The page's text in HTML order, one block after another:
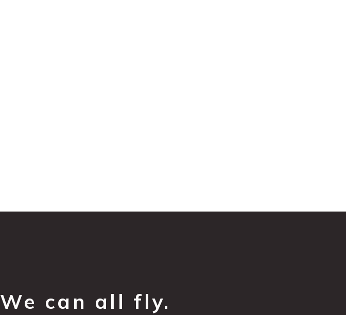
We can all fly.